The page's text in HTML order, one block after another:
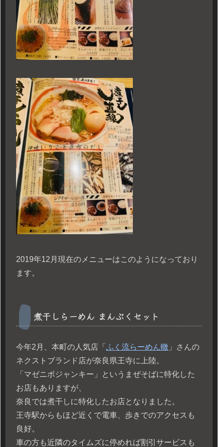
2019年12月現在のメニューはこのようになっており
ます。
煮干しらーめん まんぷくセット
今年2月、本町の人気店「 ふく流らーめん轍 」さんの
ネクストブランド店が奈良県王寺に上陸。
「マゼニボジャンキー」というまぜそばに特化した
お店もありますが、
奈良では煮干しに特化したお店となりました。
王寺駅からもほど近くで電車、歩きでのアクセスも
良好。
車の方も近隣のタイムズに停めれば割引サービスも